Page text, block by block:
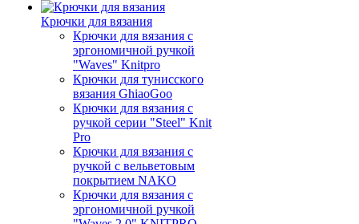
Крючки для вязания
Крючки для вязания с
эргономичной ручкой
"Waves" Knitpro
Крючки для тунисского
вязания GhiaoGoo
Крючки для вязания с
ручкой серии "Steel" Knit
Pro
Крючки для вязания с
ручкой с вельветовым
покрытием NAKO
Крючки для вязания с
эргономичной ручкой